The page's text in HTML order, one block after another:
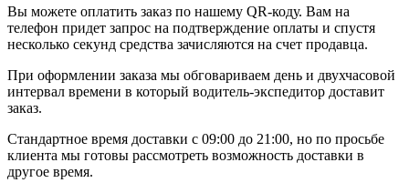
Вы можете оплатить заказ по нашему QR-коду. Вам на
телефон придет запрос на подтверждение оплаты и спустя
несколько секунд средства зачисляются на счет продавца.
При оформлении заказа мы обговариваем день и двухчасовой
интервал времени в который водитель-экспедитор доставит
заказ.
Стандартное время доставки с 09:00 до 21:00, но по просьбе
клиента мы готовы рассмотреть возможность доставки в
другое время.